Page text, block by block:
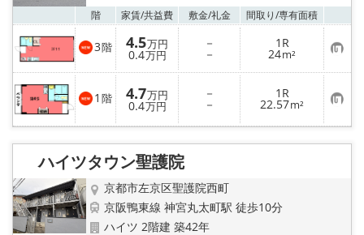
階 家賃/共益費 敷金/礼金 間取り/専有面積
3階 4.5万円
0.4万円
－
－
1R
24m² お
気
に
入
り
登
録
1 階 4.7万円
0.4万円
－
－
1R
22.57m² お
気
に
り
ハイツタウン聖護院
京都市左京区聖護院西町
京阪鴨東線 神宮丸太町駅 徒歩10分
ハイツ 2階建 築42年